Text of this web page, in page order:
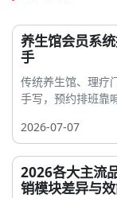
养生馆会员系
手
传统养生馆、理疗
手写，预约排班靠
2026-07-07
2026各大主流
销模块差异与